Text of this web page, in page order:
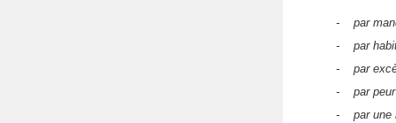
- par
- par
- par
- par peur
- par une